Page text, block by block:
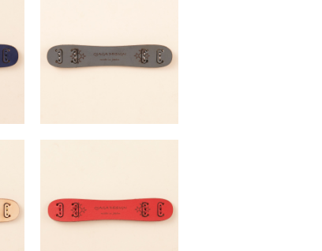
Mask Belt NESO